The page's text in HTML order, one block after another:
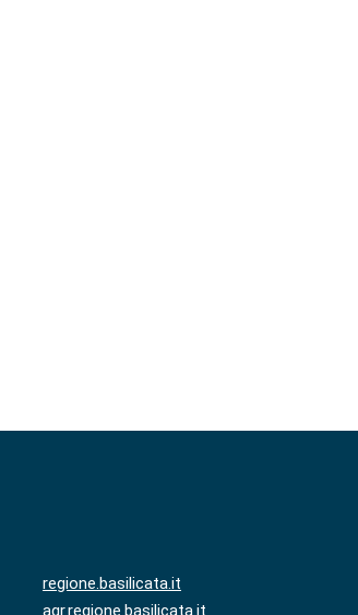
regione.basilicata.it
agr.regione.basilicata.it